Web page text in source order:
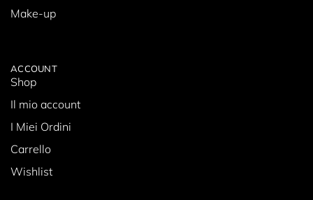
Make-up
ACCOUNT
Shop
Il mio account
I Miei Ordini
Carrello
Wishlist